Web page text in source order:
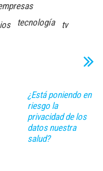
tecnología tv
¿Está poniendo en
riesgo la
privacidad de los
datos nuestra
salud?